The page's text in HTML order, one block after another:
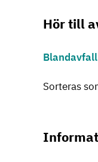
Hör till
Blandavfall
Sorteras